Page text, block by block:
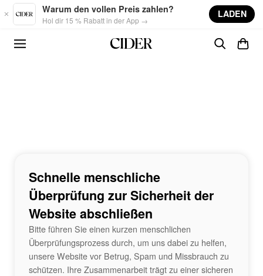
Skip to main content
Warum den vollen Preis zahlen?
Hol dir 15 % Rabatt in der App →
LADEN
Schnelle menschliche
Überprüfung zur Sicherheit der
Website abschließen
Bitte führen Sie einen kurzen menschlichen
Überprüfungsprozess durch, um uns dabei zu helfen,
unsere Website vor Betrug, Spam und Missbrauch zu
schützen. Ihre Zusammenarbeit trägt zu einer sicheren